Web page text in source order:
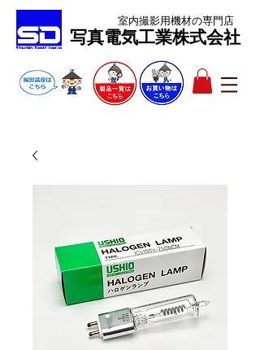
​写真電気工業株式会社
室内撮影用機材の専門店